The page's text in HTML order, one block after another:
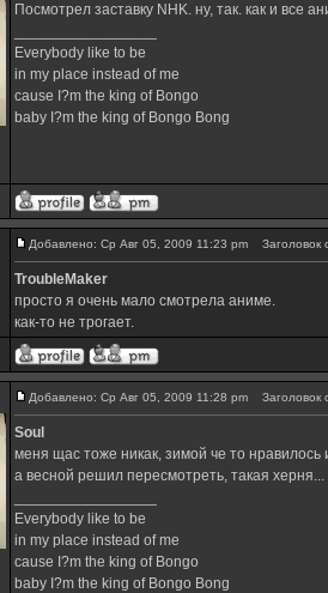
Посмотрел заставку NHK. ну, так. как и все
Everybody like to be
in my place instead of me
cause I?m the king of Bongo
baby I?m the king of Bongo Bong
Добавлено: Ср Авг 05, 2009 11:23 pm Заголовок
TroubleMaker
просто я очень мало смотрела аниме.
как-то не трогает.
Добавлено: Ср Авг 05, 2009 11:28 pm Заголовок
Soul
меня щас тоже никак, зимой че то
а весной решил пересмотреть, такая херня...
Everybody like to be
in my place instead of me
cause I?m the king of Bongo
baby I?m the king of Bongo Bong